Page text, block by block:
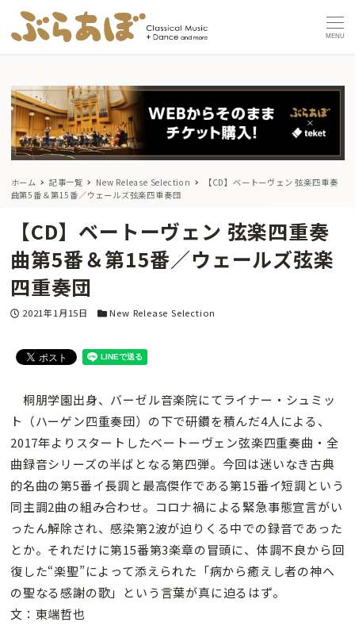
MENU
ホーム 記事一覧 New Release Selection
【CD】ベートーヴェン 弦楽四重奏
曲第5番＆第15番／ウェールズ弦楽四重奏団
【CD】ベートーヴェン 弦楽四重奏
曲第5番＆第15番／ウェールズ弦楽
四重奏団
投稿日
2021年1月15日 カテゴリー
New Release Selection
桐朋学園出身、バーゼル音楽院にてライナー・シュミッ
ト（ハーゲン四重奏団）の下で研鑽を積んだ4人による、
2017年よりスタートしたベートーヴェン弦楽四重奏曲・全
曲録音シリーズの半ばとなる第四弾。今回は迷いなき古典
的名曲の第5番イ長調と最高傑作である第15番イ短調という
同主調2曲の組み合わせ。コロナ禍による緊急事態宣言がい
ったん解除され、感染第2波が迫りくる中での録音であった
とか。それだけに第15番第3楽章の冒頭に、体調不良から回
復した“楽聖”によって添えられた「病から癒えし者の神へ
の聖なる感謝の歌」という言葉が真に迫るはず。
文：東端哲也